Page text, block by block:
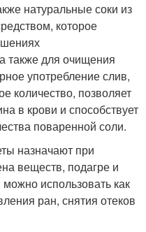
натуральные соки из
которое
также для очищения
употребление слив,
количество, позволяет
в крови и способствует
поваренной соли.
назначают при
веществ, подагре и
использовать как
ран, снятия отеков